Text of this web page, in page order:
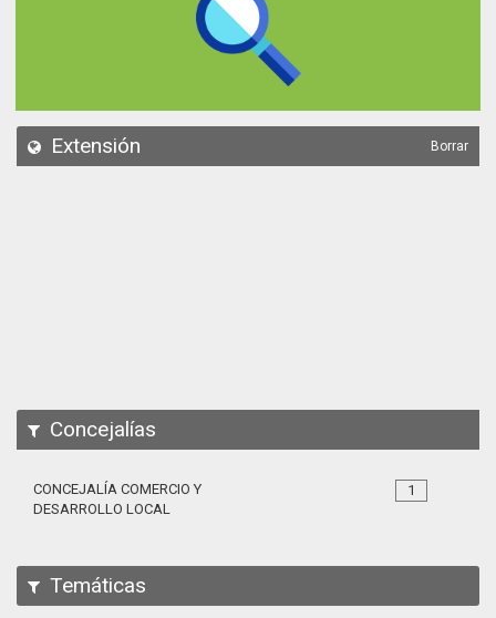
API
Extensión Borrar
Concejalías
1
CONCEJALÍA COMERCIO Y
DESARROLLO LOCAL
Temáticas